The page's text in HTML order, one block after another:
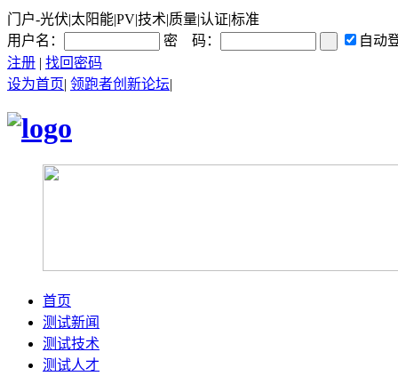
门户-光伏|太阳能|PV|技术|质量|认证|标准
用户名：
密 码：
自动
注册 | 找回密码
设为首页| 领跑者创新论坛|
首页
测试新闻
测试技术
测试人才